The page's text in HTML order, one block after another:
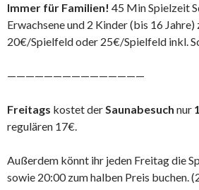
Immer für Familien! 45 Min Spielzeit
Erwachsene und 2 Kinder (bis 16
20€/Spielfeld oder 25€/Spielfeld inkl.
———————————————
Freitags kostet derSaunabesuch nur
regulären 17€.
Außerdem könnt ihr jeden Freitag die
sowie 20:00 zum halben Preis buchen.